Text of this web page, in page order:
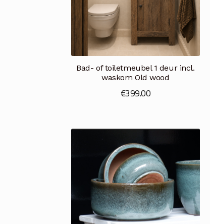
Bad- of toiletmeubel 1 deur incl.
waskom Old wood
€399.00